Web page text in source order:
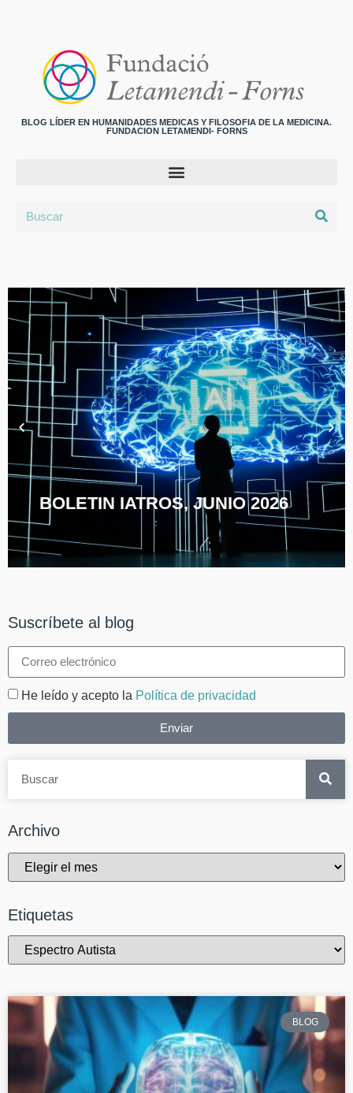
BLOG LÍDER EN HUMANIDADES MEDICAS Y FILOSOFIA DE LA MEDICINA.
FUNDACION LETAMENDI- FORNS
BOLETIN IATROS, JUNIO 2026
Suscríbete al blog
He leído y acepto la Política de privacidad
Enviar
Archivo
Etiquetas
BLOG